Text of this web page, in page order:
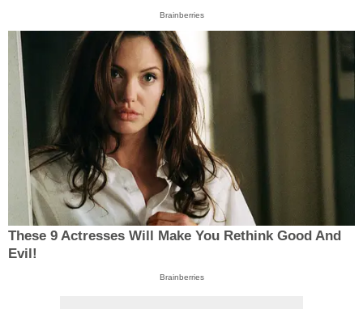
Brainberries
These 9 Actresses Will Make You Rethink Good And
Evil!
Brainberries